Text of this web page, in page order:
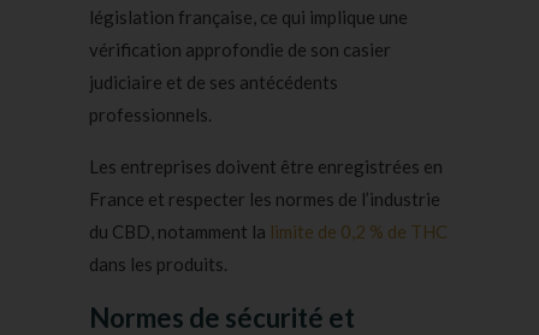
législation française, ce qui implique une
vérification approfondie de son casier
judiciaire et de ses antécédents
professionnels.
Les entreprises doivent être enregistrées en
France et respecter les normes de l’industrie
du CBD, notamment la limite de 0,2 % de THC
dans les produits.
Normes de sécurité et